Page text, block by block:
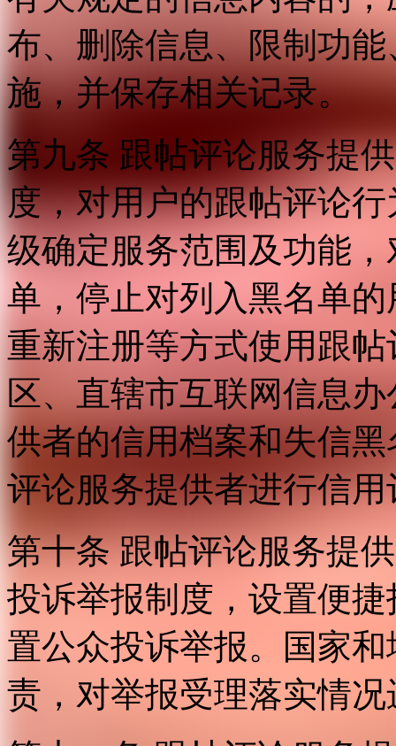
布、删除信息、限制功
施，并保存相关记录。
第九条 跟帖评论服务提
度，对用户的跟帖评论
级确定服务范围及功能
单，停止对列入黑名单
重新注册等方式使用跟
区、直辖市互联网信息
供者的信用档案和失信
评论服务提供者进行信用
第十条 跟帖评论服务提
投诉举报制度，设置便
置公众投诉举报。国家
责，对举报受理落实情